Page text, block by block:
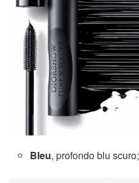
Bleu, profondo blu scuro;